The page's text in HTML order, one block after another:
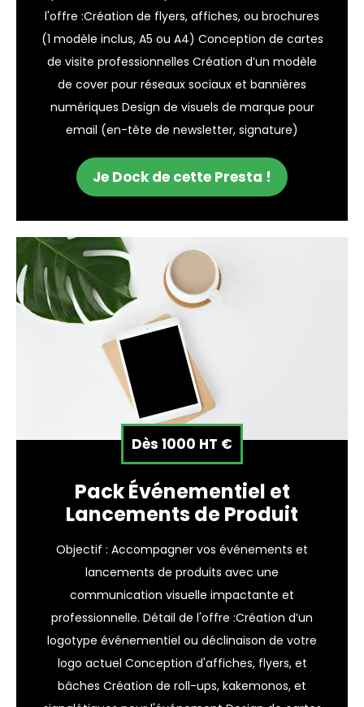
l'offre :Création de flyers, affiches, ou brochures
(1 modèle inclus, A5 ou A4) Conception de cartes
de visite professionnelles Création d’un modèle
de cover pour réseaux sociaux et bannières
numériques Design de visuels de marque pour
email (en-tête de newsletter, signature)
Je Dock de cette Presta !
Dès 1000 HT €
Pack Événementiel et
Lancements de Produit
Objectif : Accompagner vos événements et
lancements de produits avec une
communication visuelle impactante et
professionnelle. Détail de l'offre :Création d’un
logotype événementiel ou déclinaison de votre
logo actuel Conception d'affiches, flyers, et
bâches Création de roll-ups, kakemonos, et